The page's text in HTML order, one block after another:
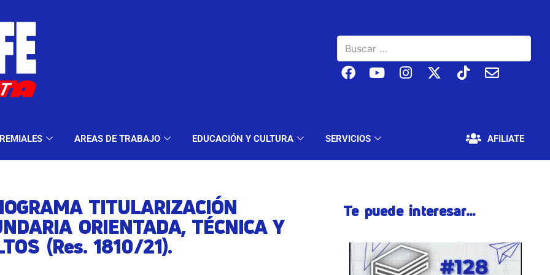
AREAS DE TRABAJO EDUCACIÓN Y CULTURA SERVICIOS AFILIATE
Y MODALIDADES GREMIALES AREAS DE TRABAJO EDUCACIÓN Y CULTURA SERVICIOS
TITULARIZACIÓN
ORIENTADA, TÉCNICA Y
(Res. 1810/21).
Te puede interesar...